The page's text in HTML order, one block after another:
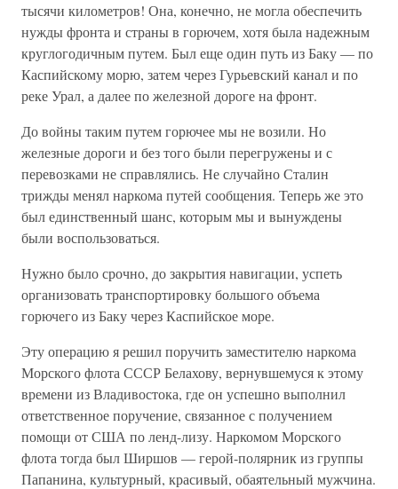
тысячи километров! Она, конечно, не могла обеспечить
нужды фронта и страны в горючем, хотя была надежным
круглогодичным путем. Был еще один путь из Баку — по
Каспийскому морю, затем через Гурьевский канал и по
реке Урал, а далее по железной дороге на фронт.
До войны таким путем горючее мы не возили. Но
железные дороги и без того были перегружены и с
перевозками не справлялись. Не случайно Сталин
трижды менял наркома путей сообщения. Теперь же это
был единственный шанс, которым мы и вынуждены
были воспользоваться.
Нужно было срочно, до закрытия навигации, успеть
организовать транспортировку большого объема
горючего из Баку через Каспийское море.
Эту операцию я решил поручить заместителю наркома
Морского флота СССР Белахову, вернувшемуся к этому
времени из Владивостока, где он успешно выполнил
ответственное поручение, связанное с получением
помощи от США по ленд-лизу. Наркомом Морского
флота тогда был Ширшов — герой-полярник из группы
Папанина, культурный, красивый, обаятельный мужчина.